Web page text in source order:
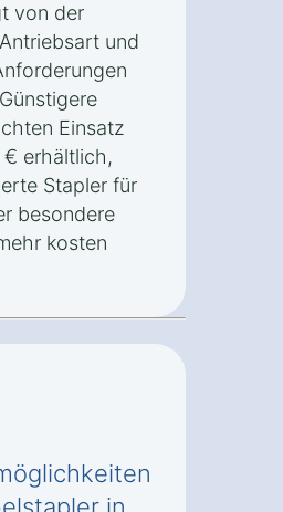
von der
und
Einsatz
€ erhältlich,
Stapler für
besondere
kosten